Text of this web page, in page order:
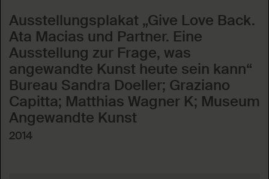
Ausstellungsplakat „Give Love Back.
Ata Macias und Partner. Eine
Ausstellung zur Frage, was
angewandte Kunst heute sein kann“
Bureau Sandra Doeller; Graziano
Capitta; Matthias Wagner K; Museum
Angewandte Kunst
2014